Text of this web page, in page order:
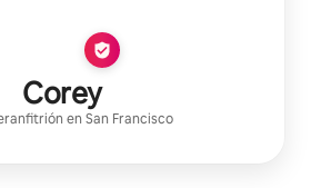
Corey
en San Francisco